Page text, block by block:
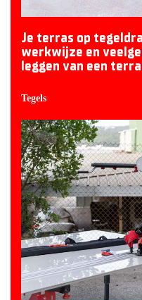
Je terras op
werkwijze en
leggen van een
Tegels